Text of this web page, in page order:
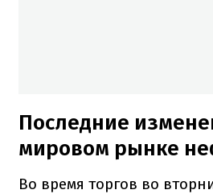
Последние
мировом рынке
Во время торгов во